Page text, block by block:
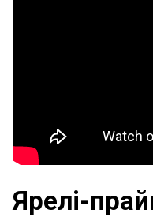
Ярелі-